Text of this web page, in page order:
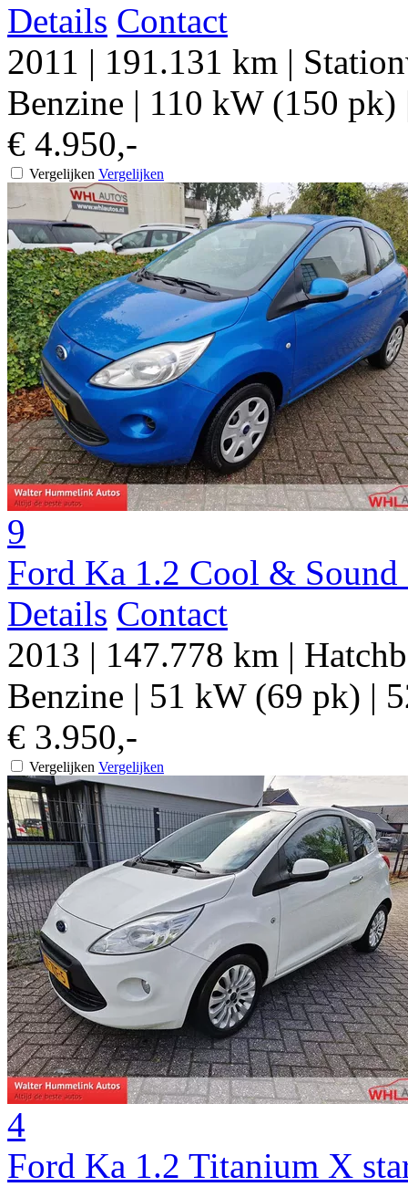
Details Contact
2011 | 191.131 km |
Benzine | 110 kW (150 pk)
€ 4.950,-
Vergelijken Vergelijken
9
Ford Ka 1.2 Cool & Sound
Details Contact
2013 | 147.778 km |
Benzine | 51 kW (69 pk) |
€ 3.950,-
Vergelijken Vergelijken
4
Ford Ka 1.2 Titanium X